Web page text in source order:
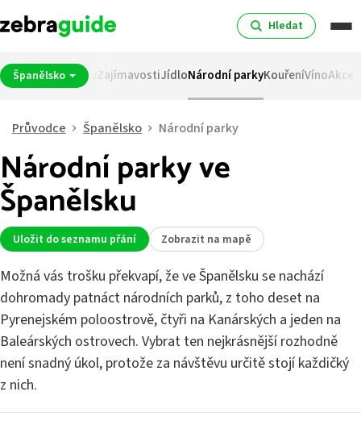
Hledat
Španělsko
SpropitnéSvátky ZajímavostiJídloNárodní parkyKouřeníVínoAkce
Průvodce Španělsko Národní parky
Národní parky ve
Španělsku
Uložit do seznamu přání Zobrazit na mapě
Možná vás trošku překvapí, že ve Španělsku se nachází
dohromady patnáct národních parků, z toho deset na
Pyrenejském poloostrově, čtyři na Kanárských a jeden na
Baleárských ostrovech. Vybrat ten nejkrásnější rozhodně
není snadný úkol, protože za návštěvu určitě stojí každičký
z nich.